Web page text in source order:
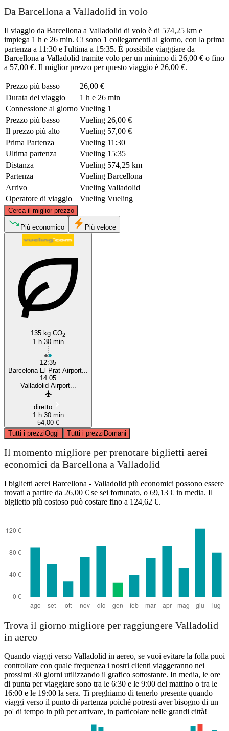
Da Barcellona a Valladolid in volo
Il viaggio da Barcellona a Valladolid di volo è di 574,25 km e
impiega 1 h e 26 min. Ci sono 1 collegamenti al giorno, con la prima
partenza a 11:30 e l'ultima a 15:35. È possibile viaggiare da
Barcellona a Valladolid tramite volo per un minimo di 26,00 € o fino
a 57,00 €. Il miglior prezzo per questo viaggio è 26,00 €.
Prezzo più basso
26,00 €
Durata del viaggio
1 h e 26 min
Connessione al giorno Vueling 1
Prezzo più basso
Vueling 26,00 €
Il prezzo più alto
Vueling 57,00 €
Prima Partenza
Vueling 11:30
Ultima partenza
Vueling 15:35
Distanza
Vueling 574,25 km
Partenza
Vueling Barcellona
Arrivo
Vueling Valladolid
Operatore di viaggio
Vueling Vueling
Cerca il miglior prezzo
Valladolid
©CARTO
Più economico Più veloce
135 kg CO2
1 h 30 min
12:35
Barcelona El Prat Airport...
14:05
Valladolid Airport...
diretto
1 h 30 min
54,00 €
Tutti i prezziOggi Tutti i prezziDomani
Il momento migliore per prenotare biglietti aerei
economici da Barcellona a Valladolid
I biglietti aerei Barcellona - Valladolid più economici possono essere
trovati a partire da 26,00 € se sei fortunato, o 69,13 € in media. Il
biglietto più costoso può costare fino a 124,62 €.
Trova il giorno migliore per raggiungere Valladolid
in aereo
Quando viaggi verso Valladolid in aereo, se vuoi evitare la folla puoi
controllare con quale frequenza i nostri clienti viaggeranno nei
prossimi 30 giorni utilizzando il grafico sottostante. In media, le ore
di punta per viaggiare sono tra le 6:30 e le 9:00 del mattino o tra le
16:00 e le 19:00 la sera. Ti preghiamo di tenerlo presente quando
viaggi verso il punto di partenza poiché potresti aver bisogno di un
po' di tempo in più per arrivare, in particolare nelle grandi città!